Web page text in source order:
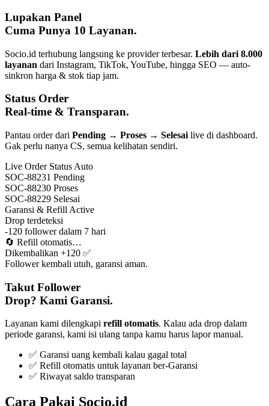
Lupakan Panel
Cuma Punya 10 Layanan.
Socio.id terhubung langsung ke provider terbesar. Lebih dari 8.000
layanan dari Instagram, TikTok, YouTube, hingga SEO — auto-
sinkron harga & stok tiap jam.
Status Order
Real-time & Transparan.
Pantau order dari Pending → Proses → Selesai live di dashboard.
Gak perlu nanya CS, semua kelihatan sendiri.
Live Order Status Auto
SOC-88231 Pending
SOC-88230 Proses
SOC-88229 Selesai
Garansi & Refill Active
Drop terdeteksi
-120 follower dalam 7 hari
🔄 Refill otomatis…
Dikembalikan +120 ✅
Follower kembali utuh, garansi aman.
Takut Follower
Drop? Kami Garansi.
Layanan kami dilengkapi refill otomatis. Kalau ada drop dalam
periode garansi, kami isi ulang tanpa kamu harus lapor manual.
✅ Garansi uang kembali kalau gagal total
✅ Refill otomatis untuk layanan ber-Garansi
✅ Riwayat saldo transparan
Cara Pakai Socio.id